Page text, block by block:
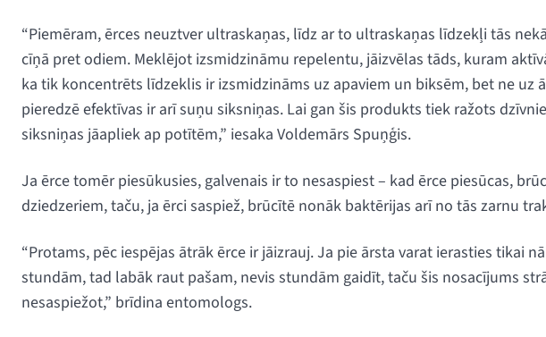
“Piemēram, ērces neuztver ultraskaņas, līdz ar to ultraskaņas līdzekļi tās
cīņā pret odiem. Meklējot izsmidzināmu repelentu, jāizvēlas tāds, kuram
ka tik koncentrēts līdzeklis ir izsmidzināms uz apaviem un biksēm, bet ne uz
pieredzē efektīvas ir arī suņu siksniņas. Lai gan šis produkts tiek ražots
siksniņas jāapliek ap potītēm,” iesaka Voldemārs Spuņģis.
Ja ērce tomēr piesūkusies, galvenais ir to nesaspiest – kad ērce piesūcas,
dziedzeriem, taču, ja ērci saspiež, brūcītē nonāk baktērijas arī no tās zarnu
“Protams, pēc iespējas ātrāk ērce ir jāizrauj. Ja pie ārsta varat ierasties tikai
stundām, tad labāk raut pašam, nevis stundām gaidīt, taču šis nosacījums
nesaspiežot,” brīdina entomologs.